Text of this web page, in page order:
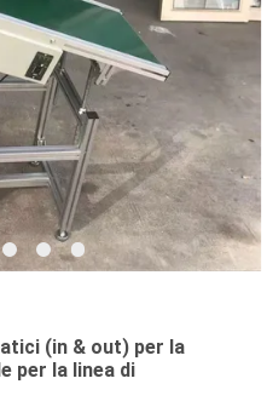
(in & out) per la
per la linea di